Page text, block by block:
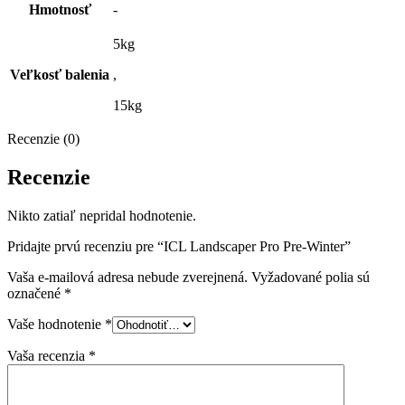
Hmotnosť
-
Veľkosť balenia
5kg
,
15kg
Recenzie (0)
Recenzie
Nikto zatiaľ nepridal hodnotenie.
Pridajte prvú recenziu pre “ICL Landscaper Pro Pre-Winter”
Vaša e-mailová adresa nebude zverejnená. Vyžadované polia sú
označené *
Vaše hodnotenie *
Vaša recenzia *